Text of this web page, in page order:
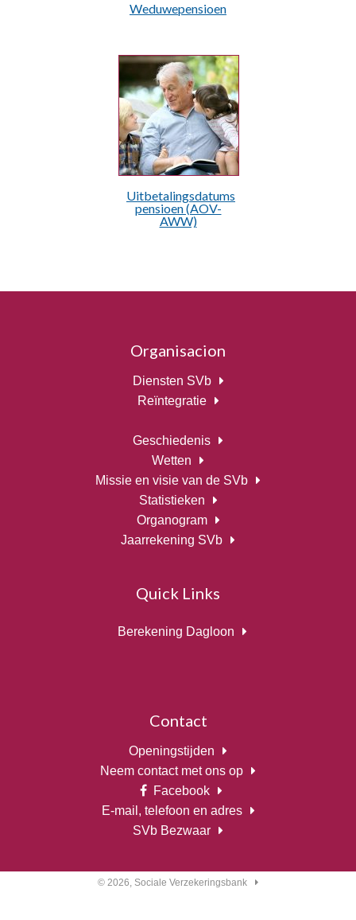
Weduwepensioen
Uitbetalingsdatums
pensioen (AOV-
AWW)
Organisacion
Diensten SVb
Reïntegratie
Geschiedenis
Wetten
Missie en visie van de SVb
Statistieken
Organogram
Jaarrekening SVb
Quick Links
Berekening Dagloon
Contact
Openingstijden
Neem contact met ons op
Facebook
E-mail, telefoon en adres
SVb Bezwaar
© 2026, Sociale Verzekeringsbank